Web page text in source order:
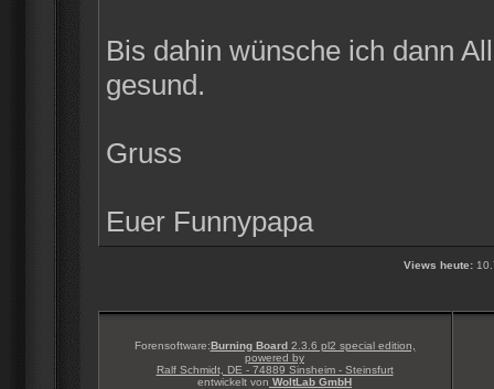
Bis dahin wünsche ich dann
gesund.
Gruss
Euer Funnypapa
Views heute:
Forensoftware:Burning Board2.3.6 pl2 special edition,
powered by
Ralf Schmidt, DE - 74889 Sinsheim - Steinsfurt
entwickelt von WoltLab GmbH